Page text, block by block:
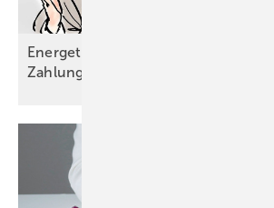
Energetische Maßnahme: Erst bei
Zahlung gibt‘s die